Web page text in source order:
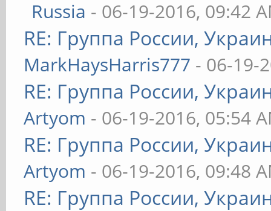
Russia - 06-19-2016, 09:42
RE: Группа России,
MarkHaysHarris777 - 06-19-
RE: Группа России,
Artyom - 06-19-2016, 05:54
RE: Группа России,
Artyom - 06-19-2016, 09:48
RE: Группа России,